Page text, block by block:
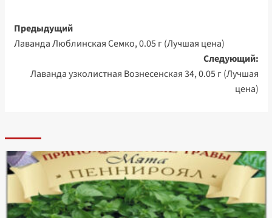
Навигация
записи
Предыдущий
Лаванда Люблинская Семко, 0.05 г (Лучшая цена)
Следующий:
Лаванда узколистная Вознесенская 34, 0.05 г (Лучшая
цена)